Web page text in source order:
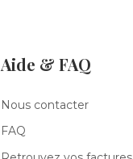
Aide & FAQ
Nous contacter
FAQ